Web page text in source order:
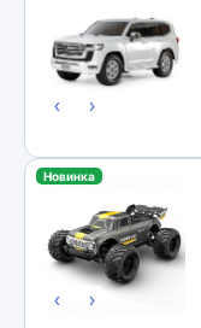
‹ ›
Новинка
‹ ›